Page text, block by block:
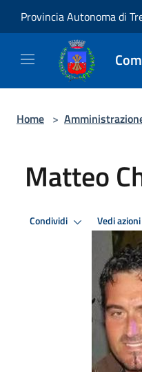
Provincia Autonoma di
Home >
Matteo
Condividi Vedi azioni